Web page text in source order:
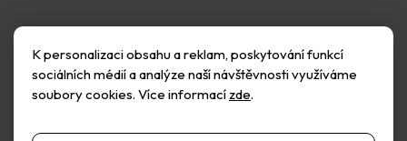
K personalizaci obsahu a reklam, poskytování funkcí
sociálních médií a analýze naší návštěvnosti využíváme
soubory cookies. Více informacízde.